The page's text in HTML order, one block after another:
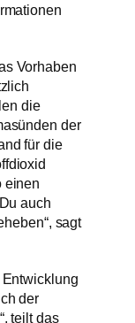
Vorhaben
die
der
für die
einen
auch
sagt
der
teilt das